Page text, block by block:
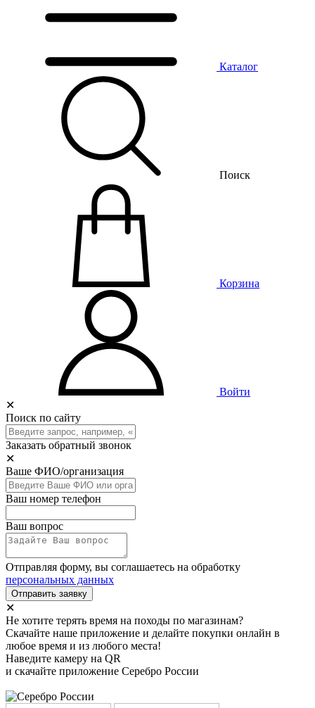
Каталог
Поиск
Корзина
Войти
✕
Поиск по сайту
Заказать обратный звонок
✕
Ваше ФИО/организация
Ваш номер телефон
Ваш вопрос
Отправляя форму, вы соглашаетесь на обработку
персональных данных
Отправить заявку
✕
Не хотите терять время на походы по магазинам?
Скачайте наше приложение и делайте покупки онлайн в
любое время и из любого места!
Наведите камеру на QR
и скачайте приложение Серебро России